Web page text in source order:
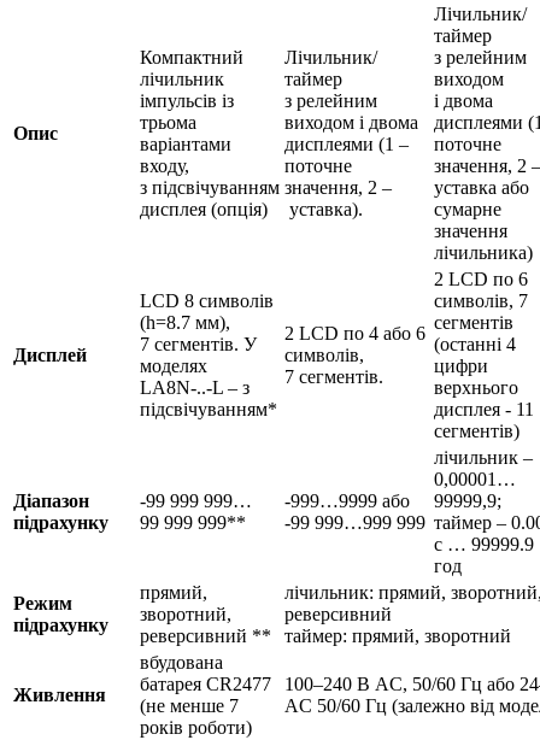
Опис
Компактний
лічильник
імпульсів із
трьома
варіантами
входу,
з підсвічуванням
дисплея (опція)
Лічильник/
таймер
з релейним
виходом і двома
дисплеями (1 –
поточне
значення, 2 –
уставка).
Лічильник/
таймер
з релейним
виходом
і двома
дисплеями
поточне
значення, 2 –
уставка або
сумарне
значення
лічильника)
Дисплей
LCD 8 символів
(h=8.7 мм),
7 сегментів. У
моделях
LA8N-..-L – з
підсвічуванням*
2 LCD по 4 або 6
символів,
7 сегментів.
2 LCD по 6
символів, 7
сегментів
(останні 4
цифри
верхнього
дисплея - 11
сегментів)
Діапазон
підрахунку
-99 999 999…
99 999 999**
-999…9999 або
-99 999…999 999
лічильник –
0,00001…
99999,9;
таймер –
с … 99999.9
год
Режим
підрахунку
прямий,
зворотний,
реверсивний **
лічильник: прямий,
реверсивний
таймер: прямий, зворотний
Живлення
вбудована
батарея CR2477
(не менше 7
років роботи)
100–240 В AC, 50/60 Гц або
AC 50/60 Гц (залежно від